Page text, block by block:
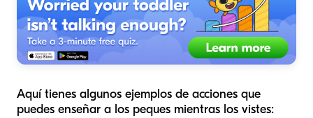
Aquí tienes algunos ejemplos de acciones que
puedes enseñar a los peques mientras los vistes: